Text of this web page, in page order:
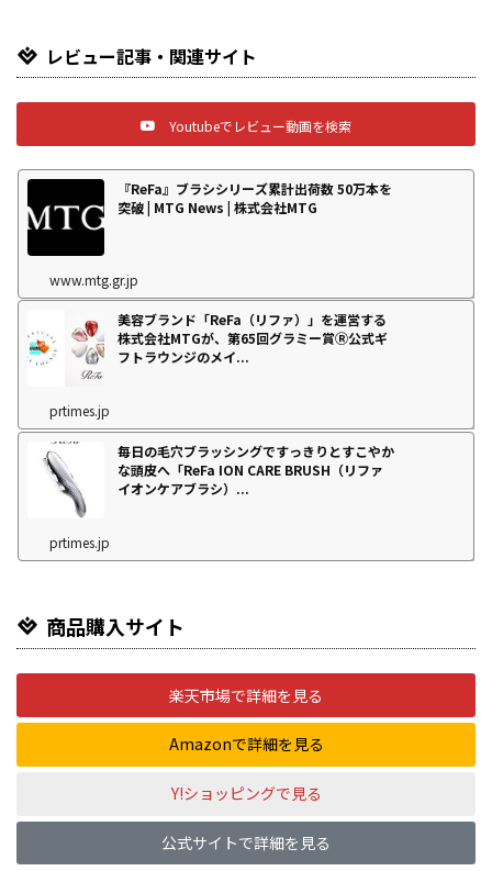
レビュー記事・関連サイト
Youtubeでレビュー動画を検索
『ReFa』ブラシシリーズ累計出荷数 50万本を
突破 | MTG News | 株式会社MTG
www.mtg.gr.jp
美容ブランド「ReFa（リファ）」を運営する
株式会社MTGが、第65回グラミー賞Ⓡ公式ギ
フトラウンジのメイ...
prtimes.jp
毎日の毛穴ブラッシングですっきりとすこやか
な頭皮へ「ReFa ION CARE BRUSH（リファ
イオンケアブラシ）...
prtimes.jp
商品購入サイト
楽天市場で詳細を見る
Amazonで詳細を見る
Y!ショッピングで見る
公式サイトで詳細を見る